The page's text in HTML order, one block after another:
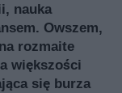
nauka
Owszem,
rozmaite
większości
się burza